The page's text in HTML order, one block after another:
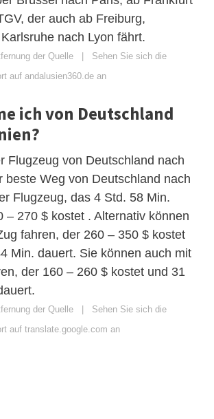
der auch ab Freiburg,
nach Lyon fährt.
der Quelle
Sehen Sie sich die
auf andalusien360.de an
ich von Deutschland
Flugzeug von Deutschland nach
beste Weg von Deutschland nach
Flugzeug, das 4 Std. 58 Min.
– 270 $ kostet . Alternativ können
fahren, der 260 – 350 $ kostet
Min. dauert. Sie können auch mit
der 160 – 260 $ kostet und 31
der Quelle
Sehen Sie sich die
auf translate.google.com an